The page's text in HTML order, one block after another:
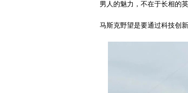
男人的魅力，不在于长相的英
马斯克野望是要通过科技创新